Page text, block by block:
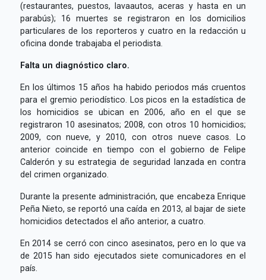
(restaurantes, puestos, lavaautos, aceras y hasta en un
parabús); 16 muertes se registraron en los domicilios
particulares de los reporteros y cuatro en la redacción u
oficina donde trabajaba el periodista.
Falta un diagnóstico claro.
En los últimos 15 años ha habido periodos más cruentos
para el gremio periodístico. Los picos en la estadística de
los homicidios se ubican en 2006, año en el que se
registraron 10 asesinatos; 2008, con otros 10 homicidios;
2009, con nueve, y 2010, con otros nueve casos. Lo
anterior coincide en tiempo con el gobierno de Felipe
Calderón y su estrategia de seguridad lanzada en contra
del crimen organizado.
Durante la presente administración, que encabeza Enrique
Peña Nieto, se reportó una caída en 2013, al bajar de siete
homicidios detectados el año anterior, a cuatro.
En 2014 se cerró con cinco asesinatos, pero en lo que va
de 2015 han sido ejecutados siete comunicadores en el
país.